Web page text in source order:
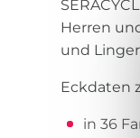
Herren
und
Eckdaten
in 36